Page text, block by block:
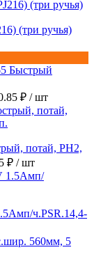
(три ручья)
Быстрый
₽ / шт
потай, РН2,
₽ / шт
ч.PSR.14,4-